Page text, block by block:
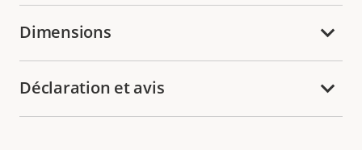
Dimensions
Déclaration et avis